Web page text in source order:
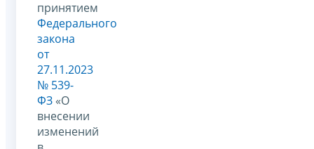
принятием
Федерального
закона
от
27.11.2023
№ 539-
ФЗ «О
внесении
изменений